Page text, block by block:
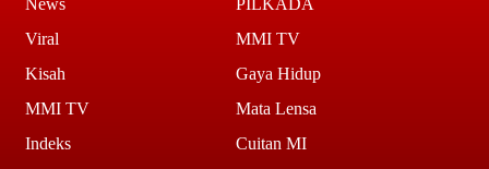
News
Viral
Kisah
MMI TV
Indeks
PILKADA
MMI TV
Gaya Hidup
Mata Lensa
Cuitan MI